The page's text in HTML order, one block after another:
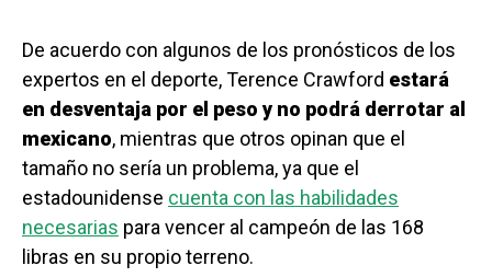
De acuerdo con algunos de los pronósticos de los
expertos en el deporte, Terence Crawford estará
en desventaja por el peso y no podrá derrotar al
mexicano, mientras que otros opinan que el
tamaño no sería un problema, ya que el
estadounidense cuenta con las habilidades
necesarias para vencer al campeón de las 168
libras en su propio terreno.